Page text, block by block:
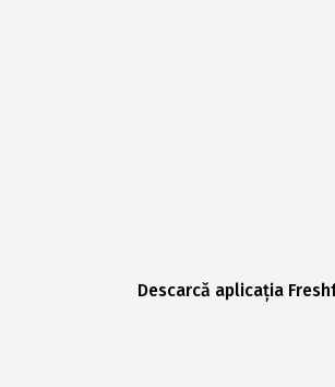
Descarcă aplicația